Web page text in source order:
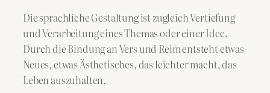
Die sprachliche Gestaltung ist zugleich Vertiefung
und Verarbeitung eines Themas oder einer Idee.
Durch die Bindung an Vers und Reim entsteht etwas
Neues, etwas Ästhetisches, das leichter macht, das
Leben auszuhalten.